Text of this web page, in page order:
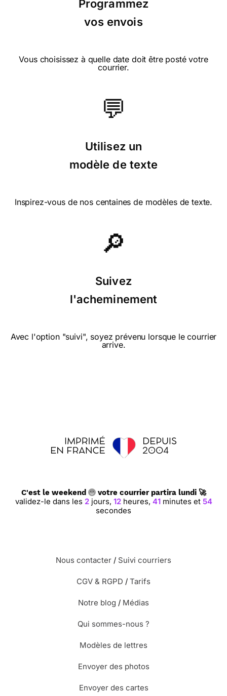
carte super mignonne
⭐⭐⭐⭐ le 16/05/16 : Pour sa
plu pour sa simplicité...
⭐⭐⭐⭐ le 12/05/14 : Trés jolie carte pour
un dessin animé !
enfant fruit de la maternité mais je l'aurais
préféré plus "enfantine".
⭐⭐⭐⭐ le 30/05/12 : Oui elle est belle, et
l'enfant illustre bien la maternité. je
l'aurais préféré en bleu...
Programmez
vos envois
Vous choisissez à quelle date doit être posté votre
courrier.
💬
Utilisez un
modèle de texte
Inspirez-vous de nos centaines de modèles de texte.
🔎
Suivez
l'acheminement
Avec l'option "suivi", soyez prévenu lorsque le courrier
arrive.
C'est le weekend votre courrier partira lundi 🚀
validez-le dans les 2jours, 12heures, 41minutes et 53
secondes
Nous contacter / Suivi courriers
CGV & RGPD / Tarifs
Notre blog / Médias
Qui sommes-nous ?
Modèles de lettres
Envoyer des photos
Envoyer des cartes